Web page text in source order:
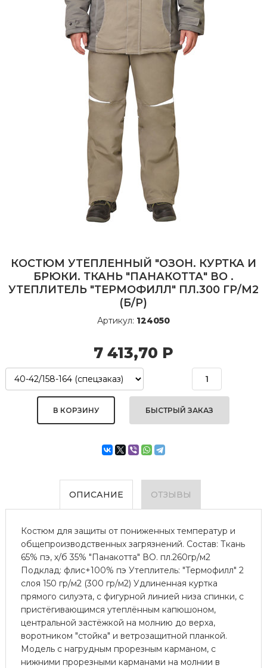
КОСТЮМ УТЕПЛЕННЫЙ "ОЗОН. КУРТКА И
БРЮКИ. ТКАНЬ "ПАНАКОТТА" ВО .
УТЕПЛИТЕЛЬ "ТЕРМОФИЛЛ" ПЛ.300 ГР/М2
(Б/Р)
Артикул: 124050
7 413,70 Р
БЫСТРЫЙ ЗАКАЗ
ОПИСАНИЕ ОТЗЫВЫ
Костюм для защиты от пониженных температур и
общепроизводственных загрязнений. Состав: Ткань
65% пэ, х/б 35% "Панакотта" ВО. пл.260гр/м2
Подклад: флис+100% пэ Утеплитель: "Термофилл" 2
слоя 150 гр/м2 (300 гр/м2) Удлиненная куртка
прямого силуэта, с фигурной линией низа спинки, с
пристёгивающимся утеплённым капюшоном,
центральной застёжкой на молнию до верха,
воротником "стойка" и ветрозащитной планкой.
Модель с нагрудным прорезным карманом, с
нижними прорезными карманами на молнии в